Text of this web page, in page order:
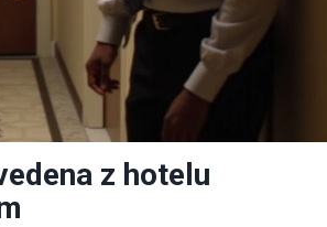
z hotelu